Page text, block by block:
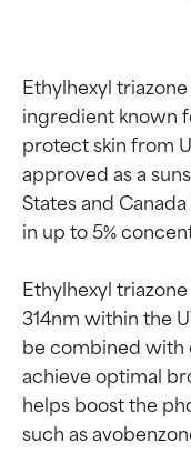
Ethylhexyl
ingredient known
protect skin from
approved as a
States and
in up to 5%
Ethylhexyl
314nm within the
be combined with
achieve optimal
helps boost the
such as